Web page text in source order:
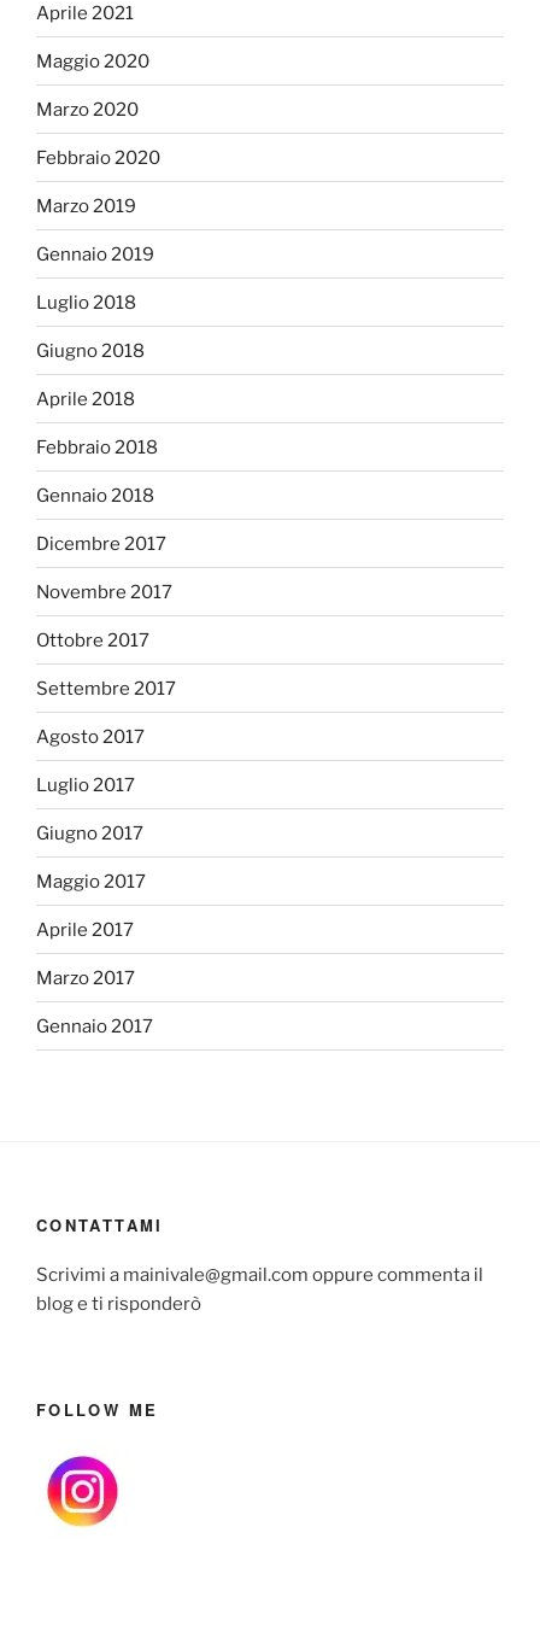
Aprile 2021
Maggio 2020
Marzo 2020
Febbraio 2020
Marzo 2019
Gennaio 2019
Luglio 2018
Giugno 2018
Aprile 2018
Febbraio 2018
Gennaio 2018
Dicembre 2017
Novembre 2017
Ottobre 2017
Settembre 2017
Agosto 2017
Luglio 2017
Giugno 2017
Maggio 2017
Aprile 2017
Marzo 2017
Gennaio 2017
CONTATTAMI
Scrivimi a mainivale@gmail.com oppure commenta il
blog e ti risponderò
FOLLOW ME